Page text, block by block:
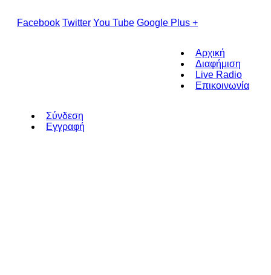
Facebook Twitter You Tube Google Plus +
Αρχική
Διαφήμιση
Live Radio
Επικοινωνία
Σύνδεση
Εγγραφή